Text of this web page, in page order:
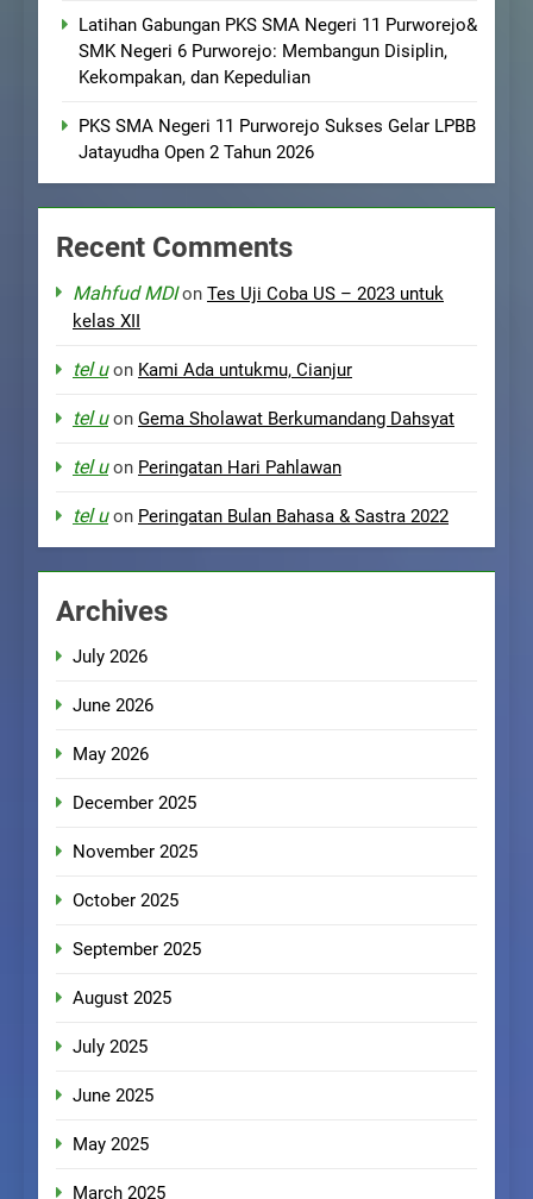
Latihan Gabungan PKS SMA Negeri 11 Purworejo&
SMK Negeri 6 Purworejo: Membangun Disiplin,
Kekompakan, dan Kepedulian
PKS SMA Negeri 11 Purworejo Sukses Gelar LPBB
Jatayudha Open 2 Tahun 2026
Recent Comments
Mahfud MDIon Tes Uji Coba US – 2023 untuk
kelas XII
tel uon Kami Ada untukmu, Cianjur
tel uon Gema Sholawat Berkumandang Dahsyat
tel uon Peringatan Hari Pahlawan
tel uon Peringatan Bulan Bahasa & Sastra 2022
Archives
July 2026
June 2026
May 2026
December 2025
November 2025
October 2025
September 2025
August 2025
July 2025
June 2025
May 2025
March 2025